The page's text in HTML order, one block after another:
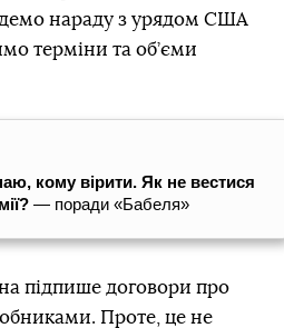
нараду з урядом США
терміни та об’єми
кому вірити. Як не вестися
— поради «Бабеля»
підпише договори про
Проте, це не